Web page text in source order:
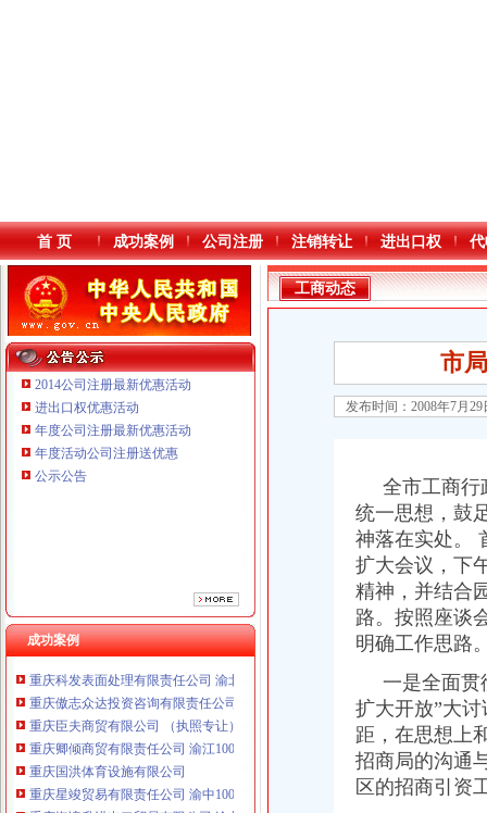
本站导航
首 页 成功案例 公司注册 注销转让 进出口权
2014公司注册最新优惠活动
进出口权优惠活动
年度公司注册最新优惠活动
年度活动公司注册送优惠
公示公告
成功案例
重庆鸽牌电线电缆有限公司 渝北10010万 (进出口权)
重庆傲志众达投资咨询有限责任公司 渝九1000万 （增资）
重庆臣夫商贸有限公司 （执照专让）
重庆卿倾商贸有限责任公司 渝江100万 （工商注册）
重庆国洪体育设施有限公司
重庆星竣贸易有限责任公司 渝中100万 （进出口权）
重庆海谛升进出口贸易有限公司 渝北100万 （进出口权）
工商动态
市
发布时间：2008年7月
全市工商行
统一思想，鼓
神落在实处。
扩大会议，下
精神，并结合
路。按照座谈
明确工作思路
一是全面贯
扩大开放”大
距，在思想上
招商局的沟通
区的招商引资